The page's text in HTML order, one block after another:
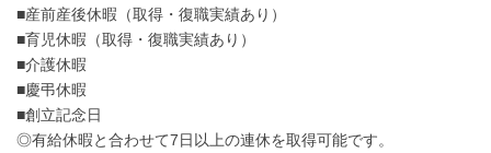
■産前産後休暇（取得・復職実績あり）
■育児休暇（取得・復職実績あり）
■介護休暇
■慶弔休暇
■創立記念日
◎有給休暇と合わせて7日以上の連休を取得可能です。